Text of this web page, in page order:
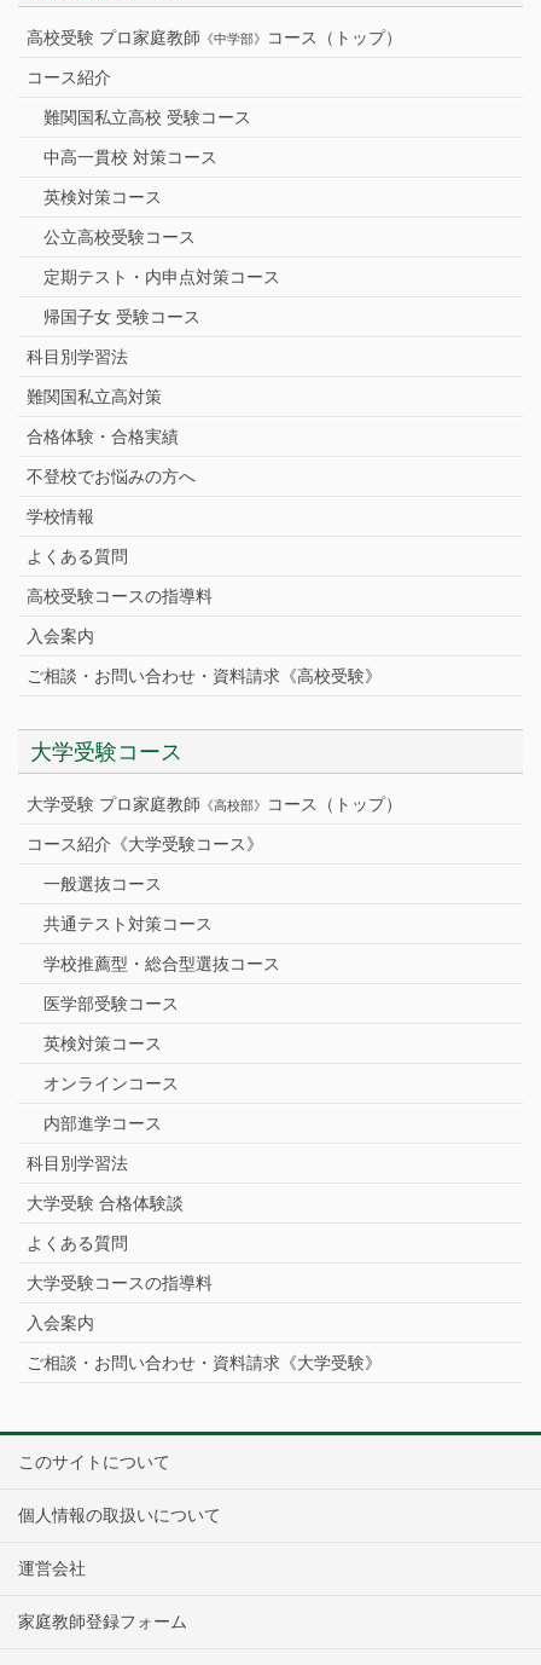
高校受験 プロ家庭教師 《中学部》 コース（トップ）
コース紹介
難関国私立高校 受験コース
中高一貫校 対策コース
英検対策コース
公立高校受験コース
定期テスト・内申点対策コース
帰国子女 受験コース
科目別学習法
難関国私立高対策
合格体験・合格実績
不登校でお悩みの方へ
学校情報
よくある質問
高校受験コースの指導料
入会案内
ご相談・お問い合わせ・資料請求《高校受験》
大学受験コース
大学受験 プロ家庭教師 《高校部》 コース（トップ）
コース紹介《大学受験コース》
一般選抜コース
共通テスト対策コース
学校推薦型・総合型選抜コース
医学部受験コース
英検対策コース
オンラインコース
内部進学コース
科目別学習法
大学受験 合格体験談
よくある質問
大学受験コースの指導料
入会案内
ご相談・お問い合わせ・資料請求《大学受験》
このサイトについて
個人情報の取扱いについて
運営会社
家庭教師登録フォーム